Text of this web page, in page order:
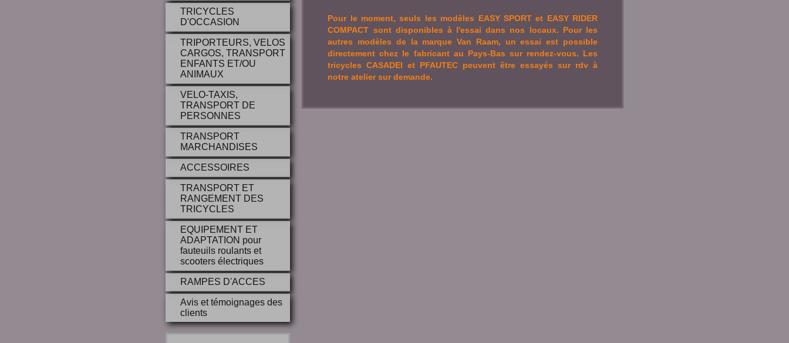
TRICYCLES
D'OCCASION
TRIPORTEURS, VELOS
CARGOS, TRANSPORT
ENFANTS ET/OU
ANIMAUX
VELO-TAXIS,
TRANSPORT DE
PERSONNES
TRANSPORT
MARCHANDISES
ACCESSOIRES
TRANSPORT ET
RANGEMENT DES
TRICYCLES
EQUIPEMENT ET
ADAPTATION pour
fauteuils roulants et
scooters électriques
RAMPES D'ACCES
Avis et témoignages des
clients
Pour le moment, seuls les modèles EASY SPORT et EASY RIDER
COMPACT sont disponibles à l'essai dans nos locaux. Pour les
autres modèles de la marque Van Raam, un essai est possible
directement chez le fabricant au Pays-Bas sur rendez-vous. Les
tricycles CASADEI et PFAUTEC peuvent être essayés sur rdv à
notre atelier sur demande.